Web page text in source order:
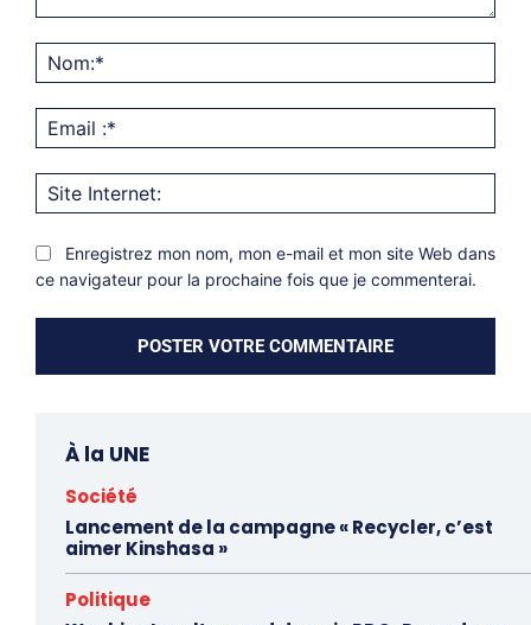
:*
Enregistrez mon nom, mon e-mail et mon site Web dans
ce navigateur pour la prochaine fois que je commenterai.
À la UNE
Société
Lancement de la campagne « Recycler, c’est
aimer Kinshasa »
Politique